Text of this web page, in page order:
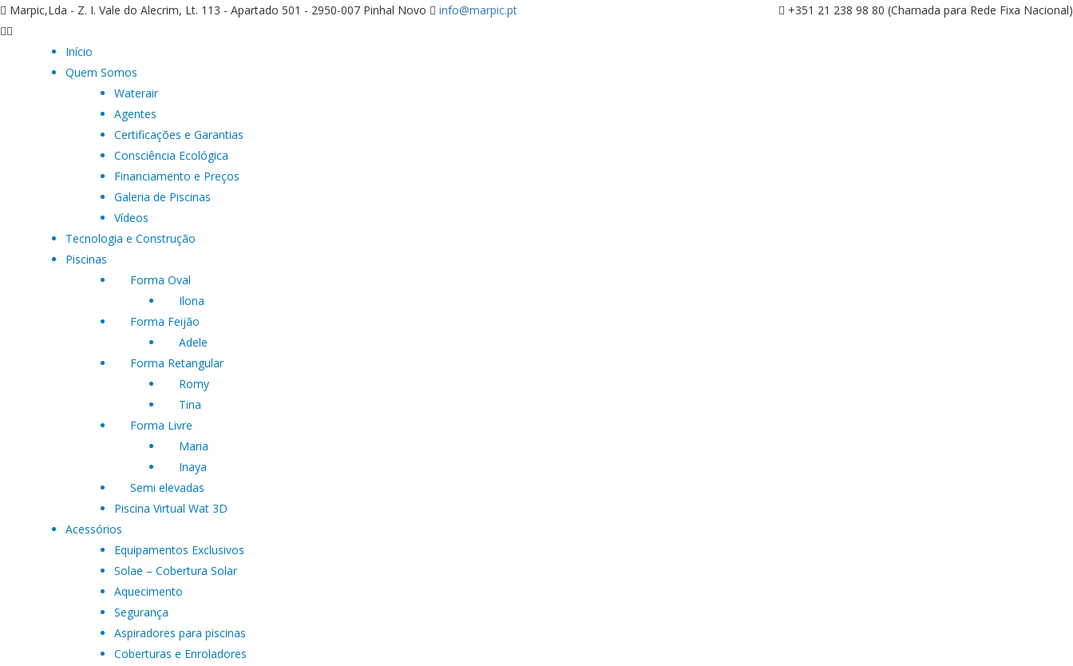
Marpic,Lda - Z. I. Vale do Alecrim, Lt. 113 - Apartado 501 - 2950-007 Pinhal Novo info@marpic.pt +351 21 238 98 80 (Chamada para Rede Fixa Nacional)
Início
Quem Somos
Waterair
Agentes
Certificações e Garantias
Consciência Ecológica
Financiamento e Preços
Galeria de Piscinas
Vídeos
Tecnologia e Construção
Piscinas
Forma Oval
Ilona
Forma Feijão
Adele
Forma Retangular
Romy
Tina
Forma Livre
Maria
Inaya
Semi elevadas
Piscina Virtual Wat 3D
Acessórios
Equipamentos Exclusivos
Solae – Cobertura Solar
Aquecimento
Segurança
Aspiradores para piscinas
Coberturas e Enroladores